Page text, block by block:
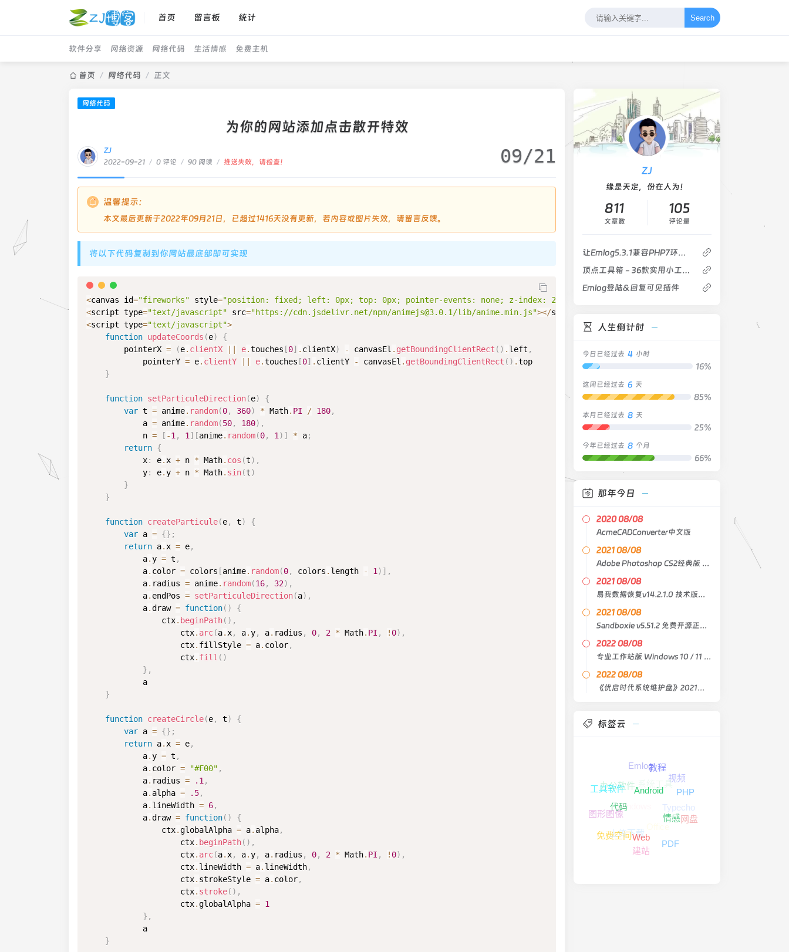
首页 留言板 统计 Search
软件分享 网络资源 网络代码 生活情感 免费主机
首页 / 网络代码 / 正文
网络代码
为你的网站添加点击散开特效
ZJ
2022-09-21 / 0 评论 / 90 阅读 / 推送失败，请检查！ 09/21
温馨提示：
本文最后更新于2022年09月21日，已超过1416天没有更新，若内容或图片失效，请留言反馈。
将以下代码复制到你网站最底部即可实现
<canvas id="fireworks" style="position: fixed; left: 0px; top: 0px; pointer-events: none; z-index: 2147483647; width: 1920px; height: 151px;"
<script type="text/javascript" src="https://cdn.jsdelivr.net/npm/animejs@3.0.1/lib/anime.min.js"></script
<script type="text/javascript">
function updateCoords (e)
{
        pointerX
= (e. clientX e.touches [0] . clientX) - canvasEl . getBoundingClientRect ( ) . left ,
            pointerY
= e. clientY e.touches [0] . clientY - canvasEl . getBoundingClientRect ( ) .top
}
function setParticuleDirection(e)
{
var t = anime. random(0, 360) * Math. PI / 180,
            a
= anime. random(50, 180) ,
            n
= [ -1 , 1 ] [anime. random(0, 1 ) ] * a;
return {
            x
: e. x + n * Math. cos (t) ,
y: e.y + n * Math. sin(t)
}
}
function createParticule(e, t)
{
var a = {} ;
return a. x = e,
            a
.y = t ,
            a
. color = colors [anime. random(0, colors . length - 1 ) ] ,
            a
. radius = anime. random(16, 32) ,
            a
. endPos = setParticuleDirection(a) ,
            a
.draw = function( )
{
                ctx
. beginPath( ) ,
                    ctx
. arc(a. x, a.y, a. radius , 0, 2 * Math. PI , ! 0) ,
                    ctx
. fillStyle = a. color,
                    ctx
. fill ( )
} ,
            a
}
function createCircle(e, t)
{
var a = {} ;
return a. x = e,
            a
.y = t ,
            a
. color = "#F00" ,
            a
. radius = .1 ,
            a
. alpha = .5,
            a
. lineWidth = 6,
            a
.draw = function( )
{
                ctx
.globalAlpha = a. alpha,
                    ctx
. beginPath( ) ,
                    ctx
. arc(a. x, a.y, a. radius , 0, 2 * Math. PI , ! 0) ,
                    ctx
. lineWidth = a. lineWidth,
                    ctx
. strokeStyle = a. color,
                    ctx
. stroke( ) ,
                    ctx
.globalAlpha = 1
} ,
            a
}
ZJ
缘是天定，份在人为！
811
文章数
105
评论量
让Emlog5.3.1兼容PHP7环境一些处理方法
顶点工具箱 - 36款实用小工具软件的合集
Emlog登陆&回复可见插件
人生倒计时
今日已经过去 4 小时
16%
这周已经过去 6 天
85%
本月已经过去 8 天
25%
今年已经过去 8 个月
66%
那年今日
2020 08/08
AcmeCADConverter中文版
2021 08/08
Adobe Photoshop CS2经典版 中文原版
2021 08/08
易我数据恢复v14.2.1.0 技术版绿色版
2021 08/08
Sandboxie v5.51.2 免费开源正式版
2022 08/08
专业工作站版 Windows 10 / 11 21H2 Lite X64 4in1
2022 08/08
《优启时代系统维护盘》2021臻藏版
标签云
工具软件
代码
Android
教程
Emlog
办公软件
图形图像
免费空间Web
情感
PHP
视频
系统工具
Windows
上传下载
建站
PDF
网盘
Typecho
Office